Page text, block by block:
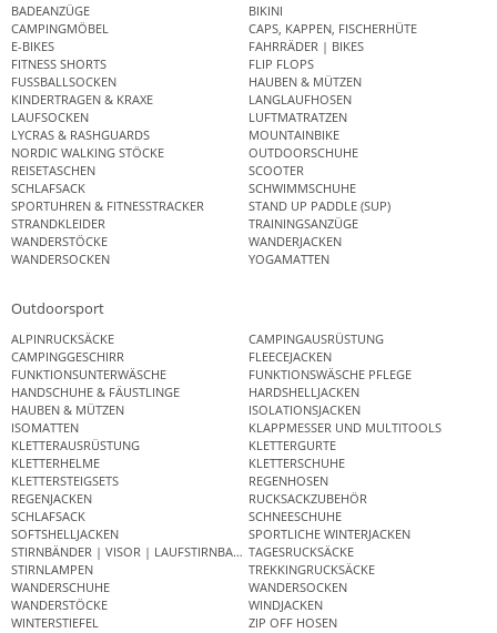
BADEANZÜGE
BIKINI
CAMPINGMÖBEL
CAPS, KAPPEN, FISCHERHÜTE
E-BIKES
FAHRRÄDER | BIKES
FITNESS SHORTS
FLIP FLOPS
FUSSBALLSOCKEN
HAUBEN & MÜTZEN
KINDERTRAGEN & KRAXE
LANGLAUFHOSEN
LAUFSOCKEN
LUFTMATRATZEN
LYCRAS & RASHGUARDS
MOUNTAINBIKE
NORDIC WALKING STÖCKE
OUTDOORSCHUHE
REISETASCHEN
SCOOTER
SCHLAFSACK
SCHWIMMSCHUHE
SPORTUHREN & FITNESSTRACKER
STAND UP PADDLE (SUP)
STRANDKLEIDER
TRAININGSANZÜGE
WANDERSTÖCKE
WANDERJACKEN
WANDERSOCKEN
YOGAMATTEN
Outdoorsport
ALPINRUCKSÄCKE
CAMPINGAUSRÜSTUNG
CAMPINGGESCHIRR
FLEECEJACKEN
FUNKTIONSUNTERWÄSCHE
FUNKTIONSWÄSCHE PFLEGE
HANDSCHUHE & FÄUSTLINGE
HARDSHELLJACKEN
HAUBEN & MÜTZEN
ISOLATIONSJACKEN
ISOMATTEN
KLAPPMESSER UND MULTITOOLS
KLETTERAUSRÜSTUNG
KLETTERGURTE
KLETTERHELME
KLETTERSCHUHE
KLETTERSTEIGSETS
REGENHOSEN
REGENJACKEN
RUCKSACKZUBEHÖR
SCHLAFSACK
SCHNEESCHUHE
SOFTSHELLJACKEN
SPORTLICHE WINTERJACKEN
STIRNBÄNDER | VISOR | LAUFSTIRNBANDTAGESRUCKSÄCKE
STIRNLAMPEN
TREKKINGRUCKSÄCKE
WANDERSCHUHE
WANDERSOCKEN
WANDERSTÖCKE
WINDJACKEN
WINTERSTIEFEL
ZIP OFF HOSEN